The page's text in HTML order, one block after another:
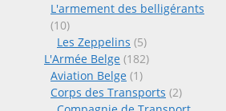
L'armement des belligérants
(10)
Les Zeppelins (5)
L'Armée Belge (182)
Aviation Belge (1)
Corps des Transports (2)